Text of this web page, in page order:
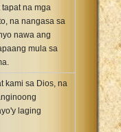
na mga
na nangasa sa
nawa ang
mula sa
kami sa Dios, na
laging